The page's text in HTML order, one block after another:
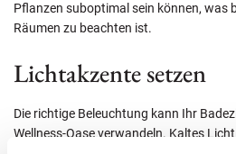
Pflanzen suboptimal sein können, was
Räumen zu beachten ist.
Lichtakzente setzen
Die richtige Beleuchtung kann Ihr
Wellness-Oase verwandeln. Kaltes